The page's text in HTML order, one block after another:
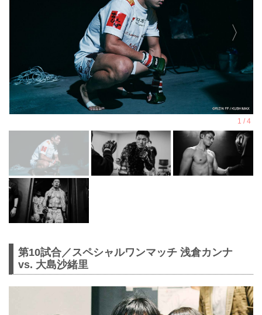
第10試合／スペシャルワンマッチ 浅倉カンナ
vs. 大島沙緒里